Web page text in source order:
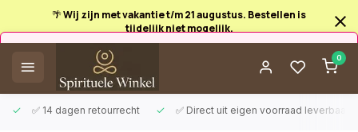
🌴 Wij zijn met vakantie t/m 21 augustus. Bestellen is
tijdelijk niet mogelijk.
0
✅ 14 dagen retourrecht ✅ Direct uit eigen voorraad leverbaar
Afrekenen is uitgeschakeld.